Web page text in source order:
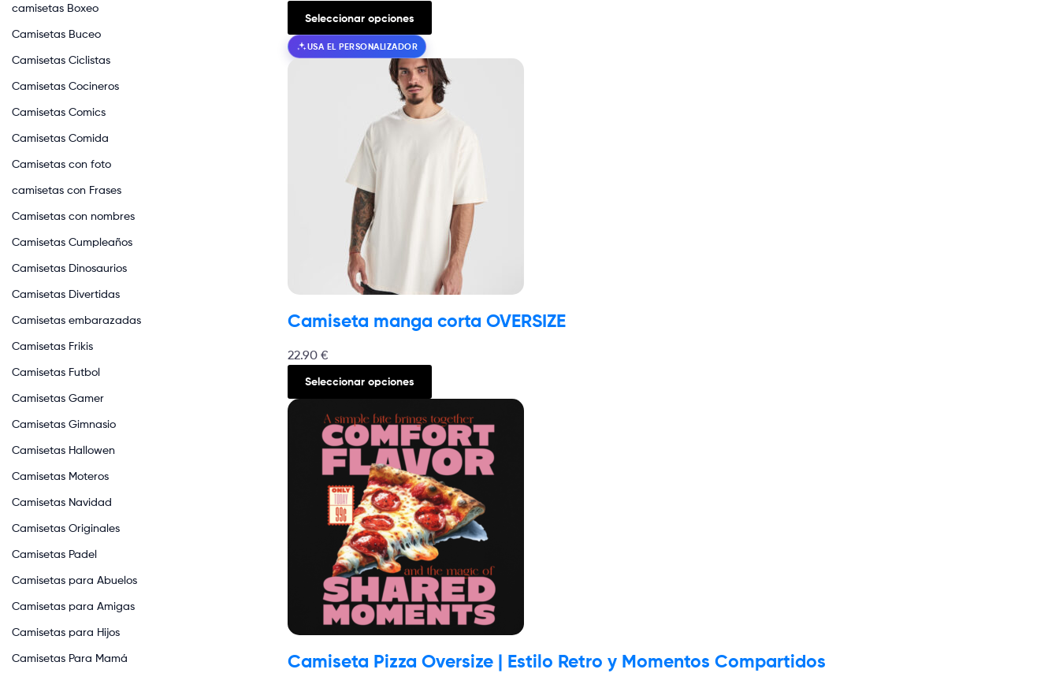
Seleccionar opciones
USA EL PERSONALIZADOR
Camiseta manga corta OVERSIZE
22.90 €
Seleccionar opciones
Camiseta Pizza Oversize | Estilo Retro y Momentos Compartidos
camisetas Boxeo
Camisetas Buceo
Camisetas Ciclistas
Camisetas Cocineros
Camisetas Comics
Camisetas Comida
Camisetas con foto
camisetas con Frases
Camisetas con nombres
Camisetas Cumpleaños
Camisetas Dinosaurios
Camisetas Divertidas
Camisetas embarazadas
Camisetas Frikis
Camisetas Futbol
Camisetas Gamer
Camisetas Gimnasio
Camisetas Hallowen
Camisetas Moteros
Camisetas Navidad
Camisetas Originales
Camisetas Padel
Camisetas para Abuelos
Camisetas para Amigas
Camisetas para Hijos
Camisetas Para Mamá